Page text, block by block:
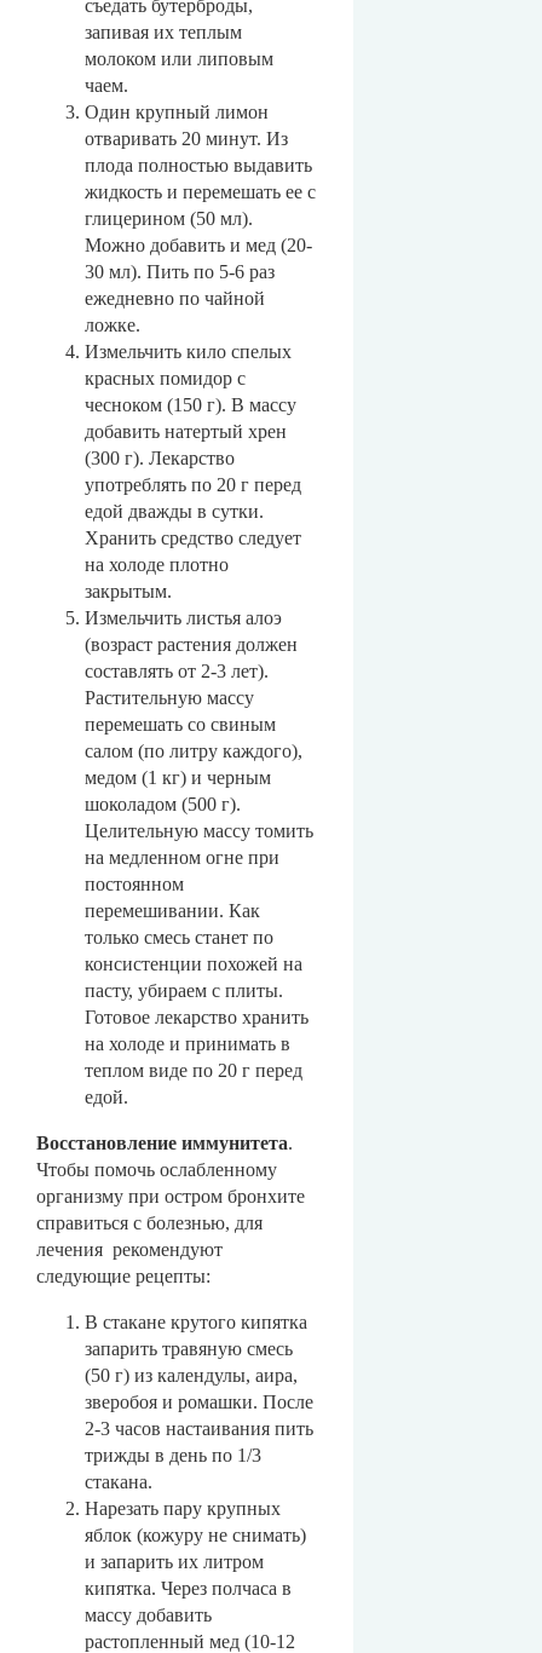
съедать бутерброды,
запивая их теплым
молоком или липовым
чаем.
Один крупный лимон
отваривать 20 минут. Из
плода полностью выдавить
жидкость и перемешать ее с
глицерином (50 мл).
Можно добавить и мед (20-
30 мл). Пить по 5-6 раз
ежедневно по чайной
ложке.
Измельчить кило спелых
красных помидор с
чесноком (150 г). В массу
добавить натертый хрен
(300 г). Лекарство
употреблять по 20 г перед
едой дважды в сутки.
Хранить средство следует
на холоде плотно
закрытым.
Измельчить листья алоэ
(возраст растения должен
составлять от 2-3 лет).
Растительную массу
перемешать со свиным
салом (по литру каждого),
медом (1 кг) и черным
шоколадом (500 г).
Целительную массу томить
на медленном огне при
постоянном
перемешивании. Как
только смесь станет по
консистенции похожей на
пасту, убираем с плиты.
Готовое лекарство хранить
на холоде и принимать в
теплом виде по 20 г перед
едой.
Восстановление иммунитета.
Чтобы помочь ослабленному
организму при остром бронхите
справиться с болезнью, для
лечения рекомендуют
следующие рецепты:
В стакане крутого кипятка
запарить травяную смесь
(50 г) из календулы, аира,
зверобоя и ромашки. После
2-3 часов настаивания пить
трижды в день по 1/3
стакана.
Нарезать пару крупных
яблок (кожуру не снимать)
и запарить их литром
кипятка. Через полчаса в
массу добавить
растопленный мед (10-12